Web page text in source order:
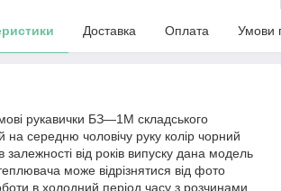
Доставка Оплата Умови
рукавички БЗ—1М складського
на середню чоловічу руку колір чорний
від років випуску дана модель
може відрізнятися від фото
в холодний період часу з розчинами